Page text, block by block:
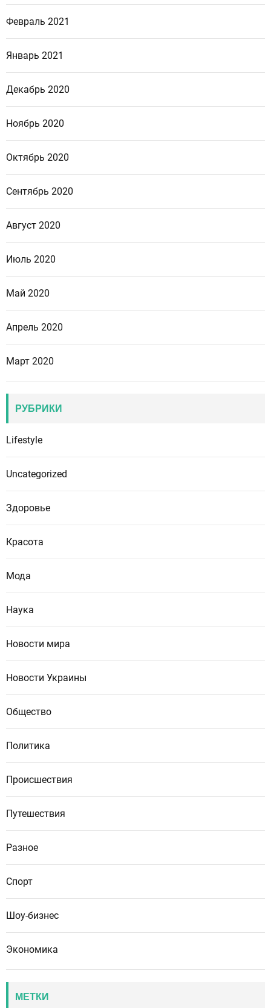
Февраль 2021
Январь 2021
Декабрь 2020
Ноябрь 2020
Октябрь 2020
Сентябрь 2020
Август 2020
Июль 2020
Май 2020
Апрель 2020
Март 2020
РУБРИКИ
Lifestyle
Uncategorized
Здоровье
Красота
Мода
Наука
Новости мира
Новости Украины
Общество
Политика
Происшествия
Путешествия
Разное
Спорт
Шоу-бизнес
Экономика
МЕТКИ